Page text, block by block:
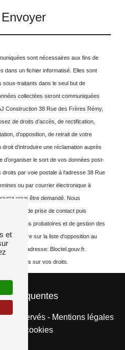
Envoyer
sont nécessaires aux fins de
dans un fichier informatisé. Elles sont
sous-traitants dans le seul but de
collectées seront communiquées
Construction 38 Rue des Frères Rémy,
de droits d’accès, de rectification,
d’opposition, de retrait de votre
d’introduire une réclamation auprès
d’organiser le sort de vos données post-
par voie postale à l'adresse 38 Rue
ou par courrier électronique à
vous être demandé. Nous
période de prise de contact puis
aux fins probatoires et de gestion des
inscrire sur la liste d'opposition au
à cette adresse: Bloctel.gouv.fr.
sur vos droits.
fréquentes
réservés - Mentions légales
des cookies
et